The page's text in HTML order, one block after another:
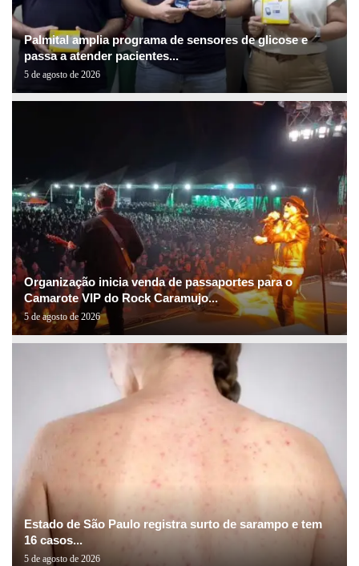
Palmital amplia programa de sensores de glicose e
passa a atender pacientes...
5 de agosto de 2026
Organização inicia venda de passaportes para o
Camarote VIP do Rock Caramujo...
5 de agosto de 2026
Estado de São Paulo registra surto de sarampo e tem
16 casos...
5 de agosto de 2026